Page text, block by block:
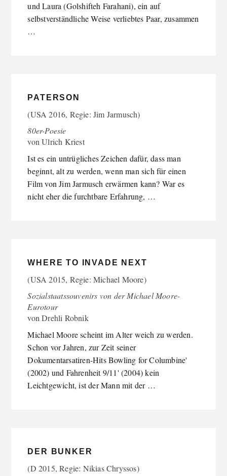
und Laura (Golshifteh Farahani), ein auf
selbstverständliche Weise verliebtes Paar, zusammen
…
PATERSON
(USA 2016, Regie: Jim Jarmusch)
80er-Poesie
vonUlrich Kriest
Ist es ein untrügliches Zeichen dafür, dass man
beginnt, alt zu werden, wenn man sich für einen
Film von Jim Jarmusch erwärmen kann? War es
nicht eher die furchtbare Erfahrung, …
WHERE TO INVADE NEXT
(USA 2015, Regie: Michael Moore)
Sozialstaatssouvenirs von der Michael Moore-
Eurotour
vonDrehli Robnik
Michael Moore scheint im Alter weich zu werden.
Schon vor Jahren, zur Zeit seiner
Dokumentarsatiren-Hits Bowling for Columbine'
(2002) und Fahrenheit 9/11' (2004) kein
Leichtgewicht, ist der Mann mit der …
DER BUNKER
(D 2015, Regie: Nikias Chryssos)